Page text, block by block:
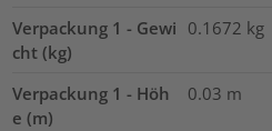
Verpackung 1 - Gewi
cht (kg)
0.1672 kg
Verpackung 1 - Höh
e (m)
0.03 m